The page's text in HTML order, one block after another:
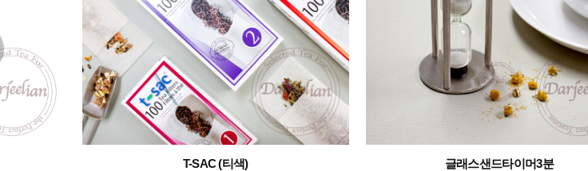
T-SAC (티색) 글래스샌드타이머3분